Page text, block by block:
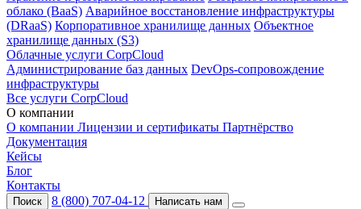
облако (BaaS) Аварийное восстановление инфраструктуры
(DRaaS) Корпоративное хранилище данных Объектное
хранилище данных (S3)
Облачные услуги CorpCloud
Администрирование баз данных DevOps-сопровождение
инфраструктуры
Все услуги CorpCloud
О компании
О компании Лицензии и сертификаты Партнёрство
Документация
Кейсы
Блог
Контакты
Поиск 8 (800) 707-04-12 Написать нам